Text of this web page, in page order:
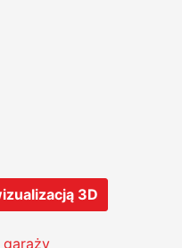
3D